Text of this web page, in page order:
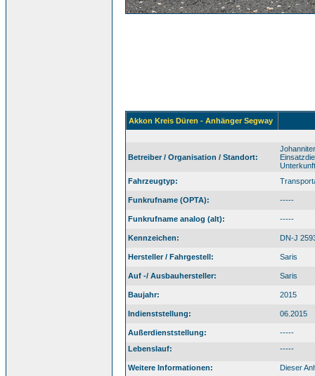
Akkon Kreis Düren - Anhänger Segway
Betreiber / Organisation / Standort:
Fahrzeugtyp:
Funkrufname (OPTA): -----
Funkrufname analog (alt): -----
Kennzeichen: DN-J
Hersteller / Fahrgestell: Saris
Auf -/ Ausbauhersteller: Saris
Baujahr: 2015
Indienststellung: 06.2015
Außerdienststellung:
-----
Lebenslauf:
-----
Weitere Informationen: Dieser